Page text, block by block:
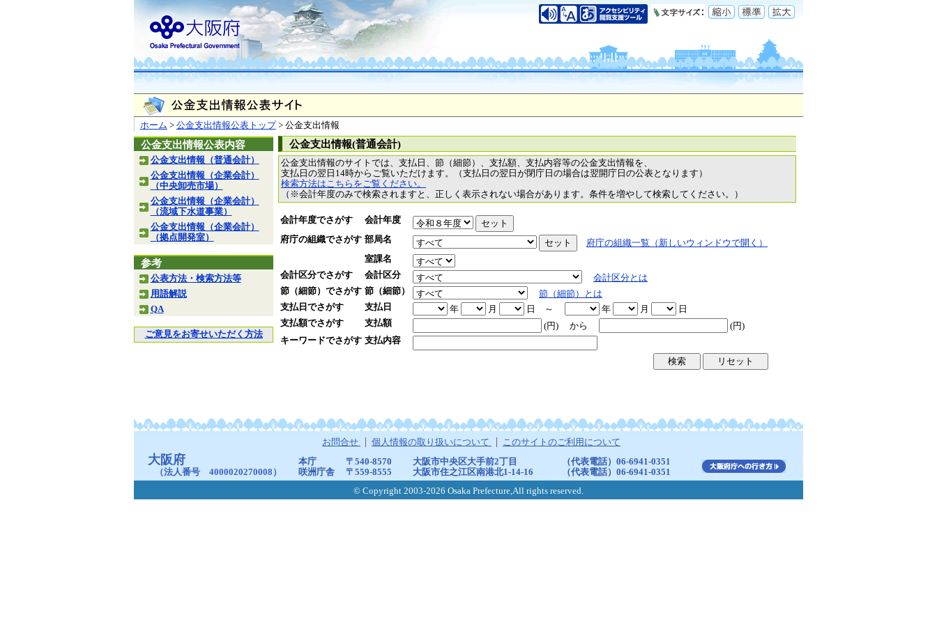
ホーム > 公金支出情報公表トップ> 公金支出情報
公金支出情報公表内容
公金支出情報（普通会計）
公金支出情報（企業会計）
（中央卸売市場）
公金支出情報（企業会計）
（流域下水道事業）
公金支出情報（企業会計）
（拠点開発室）
参考
公表方法・検索方法等
用語解説
QA
ご意見をお寄せいただく方法
公金支出情報(普通会計)
公金支出情報のサイトでは、支払日、節（細節）、支払額、支払内容等の公金支出情報を、
支払日の翌日14時からご覧いただけます。（支払日の翌日が閉庁日の場合は翌開庁日の公表となります）
検索方法はこちらをご覧ください。
（※会計年度のみで検索されますと、正しく表示されない場合があります。条件を増やして検索してください。）
会計年度でさがす
会計年度
府庁の組織でさがす 部局名
府庁の組織一覧（新しいウィンドウで開く）
室課名
会計区分でさがす
会計区分
会計区分とは
節（細節）でさがす 節（細節）
節（細節）とは
支払日でさがす
支払日 年 月 日 ～ 年 月
日
支払額でさがす
支払額 (円) から
(円)
キーワードでさがす 支払内容
お問合せ 個人情報の取り扱いについて このサイトのご利用について
大阪府
（法人番号 4000020270008）
本庁 〒540-8570 大阪市中央区大手前2丁目
（代表電話）06-6941-0351
咲洲庁舎
〒559-8555 大阪市住之江区南港北1-14-16
（代表電話）06-6941-0351
© Copyright 2003-2026 Osaka Prefecture,All rights reserved.